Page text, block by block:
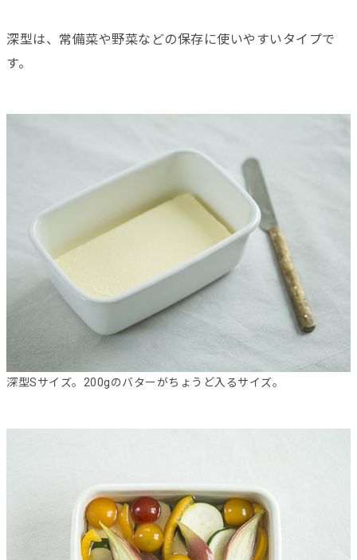
深型は、常備菜や野菜などの保存に使いやすいタイプで
す。
深型Sサイズ。200gのバターがちょうど入るサイズ。